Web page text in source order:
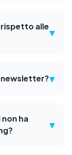
alle▾
▾
ha
▾